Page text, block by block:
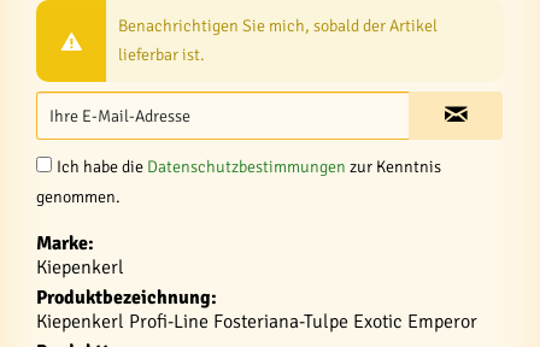
Benachrichtigen Sie mich, sobald der Artikel
lieferbar ist.
Ich habe die Datenschutzbestimmungen zur Kenntnis
genommen.
Marke:
Kiepenkerl
Produktbezeichnung:
Kiepenkerl Profi-Line Fosteriana-Tulpe Exotic Emperor